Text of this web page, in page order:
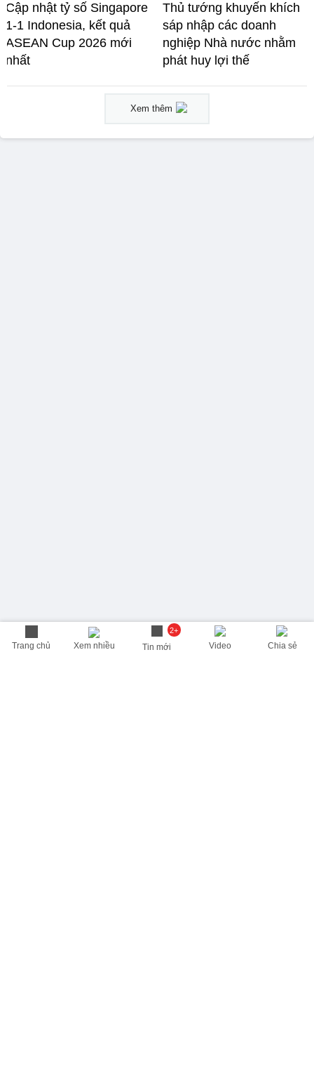
Trang chủ Xem nhiều
2+
Tin mới Video Chia sẻ
Cập nhật tỷ số Singapore
1-1 Indonesia, kết quả
ASEAN Cup 2026 mới
nhất
Thủ tướng khuyến khích
sáp nhập các doanh
nghiệp Nhà nước nhằm
phát huy lợi thế
Xem thêm